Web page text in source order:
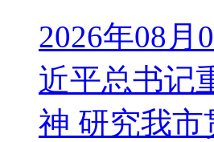
2026年08
近平总书记
神 研究我市